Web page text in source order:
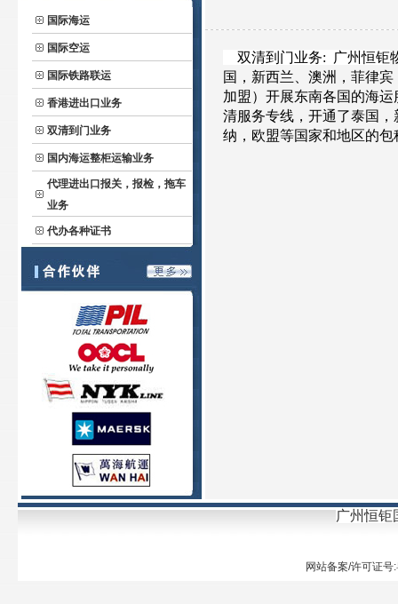
国际海运
国际空运
国际铁路联运
香港进出口业务
双清到门业务
国内海运整柜运输业务
代理进出口报关，报检，拖车
业务
代办各种证书
双清到门业务: 广州恒钜
国，新西兰、澳洲，菲律
加盟）开展东南各国的海
清服务专线，开通了泰国
纳，欧盟等国家和地区的
广州恒钜
网站备案/许可证号: